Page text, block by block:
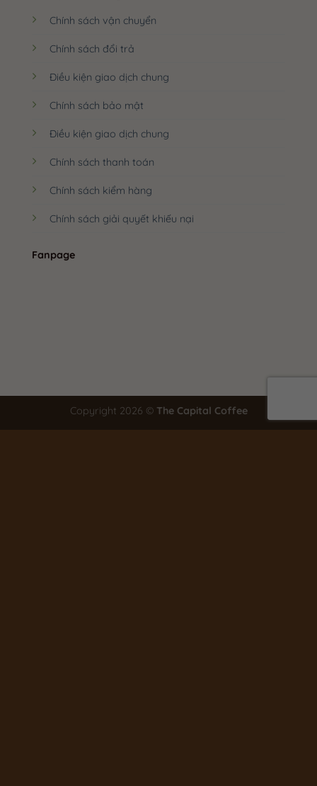
Chính sách vận chuyển
Chính sách đổi trả
Điều kiện giao dịch chung
Chính sách bảo mật
Điều kiện giao dịch chung
Chính sách thanh toán
Chính sách kiểm hàng
Chính sách giải quyết khiếu nại
Fanpage
Copyright 2026 © The Capital Coffee